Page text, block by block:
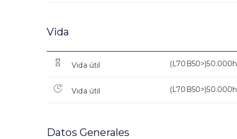
Vida
Vida útil (L70B50>)50.000h
Vida útil (L70B50>)50.000h
Datos Generales